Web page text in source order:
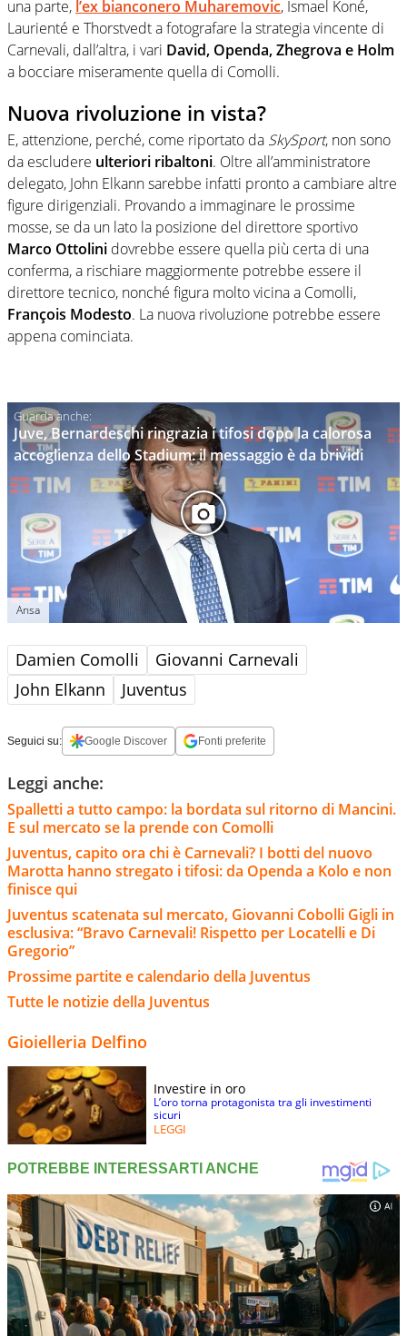
una parte, l’ex bianconero Muharemovic, Ismael Koné,
Laurienté e Thorstvedt a fotografare la strategia vincente di
Carnevali, dall’altra, i vari David, Openda, Zhegrova e Holm
a bocciare miseramente quella di Comolli.
Nuova rivoluzione in vista?
E, attenzione, perché, come riportato da SkySport, non sono
da escludere ulteriori ribaltoni. Oltre all’amministratore
delegato, John Elkann sarebbe infatti pronto a cambiare altre
figure dirigenziali. Provando a immaginare le prossime
mosse, se da un lato la posizione del direttore sportivo
Marco Ottolini dovrebbe essere quella più certa di una
conferma, a rischiare maggiormente potrebbe essere il
direttore tecnico, nonché figura molto vicina a Comolli,
François Modesto. La nuova rivoluzione potrebbe essere
appena cominciata.
Juve, Bernardeschi ringrazia i tifosi dopo la calorosa
accoglienza dello Stadium: il messaggio è da brividi
Ansa
Damien Comolli
Giovanni Carnevali
John Elkann
Juventus
Seguici su: Google Discover Fonti preferite
Leggi anche:
Spalletti a tutto campo: la bordata sul ritorno di Mancini.
E sul mercato se la prende con Comolli
Juventus, capito ora chi è Carnevali? I botti del nuovo
Marotta hanno stregato i tifosi: da Openda a Kolo e non
finisce qui
Juventus scatenata sul mercato, Giovanni Cobolli Gigli in
esclusiva: “Bravo Carnevali! Rispetto per Locatelli e Di
Gregorio”
Prossime partite e calendario della Juventus
Tutte le notizie della Juventus
Gioielleria Delfino
Investire in oro
L’oro torna protagonista tra gli investimenti
sicuri
LEGGI